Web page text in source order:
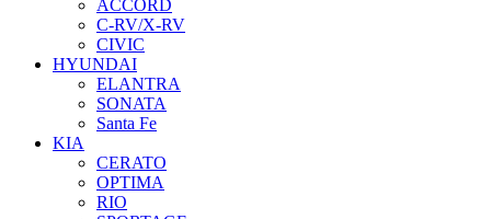
ACCORD
C-RV/X-RV
CIVIC
HYUNDAI
ELANTRA
SONATA
Santa Fe
KIA
CERATO
OPTIMA
RIO